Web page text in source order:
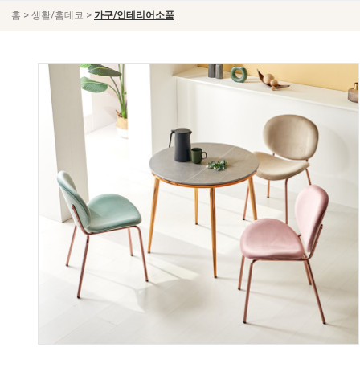
홈 > 생활/홈데코 > 가구/인테리어소품